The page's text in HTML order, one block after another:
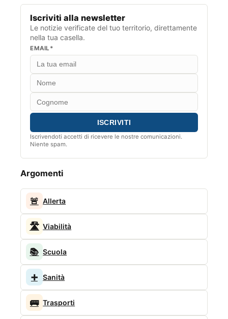
Iscriviti alla newsletter
Le notizie verificate del tuo territorio, direttamente
nella tua casella.
EMAIL*
Iscrivendoti accetti di ricevere le nostre comunicazioni.
Niente spam.
Argomenti
🚨 Allerta
🛣️ Viabilità
📚 Scuola
➕ Sanità
🚌 Trasporti